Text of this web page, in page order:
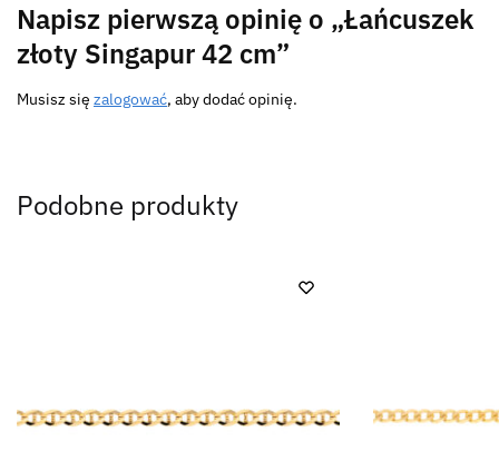
Napisz pierwszą opinię o „Łańcuszek
złoty Singapur 42 cm”
Musisz się zalogować, aby dodać opinię.
Podobne produkty